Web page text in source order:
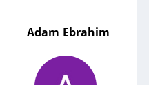
Adam Ebrahim